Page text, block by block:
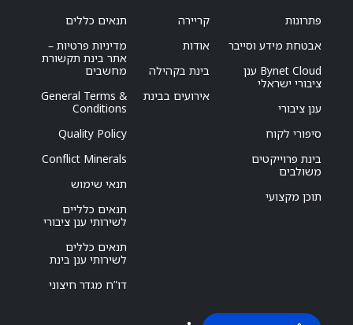
פתרונות
אבטחת מידע וסייבר
Bynet Cloud ענן
ציבורי ישראלי
ענן ציבורי
סיפורי לקוח
בינת פרוייקטים
משולבים
תוכן מקצועי
קריירה
אודות
בינת בקהילה
אירועים בבינת
תנאים כללים
מדיניות פרטיות –
אתר בינת תקשורת
מחשבים
General Terms &
Conditions
Quality Policy
Conflict Minerals
תנאי שימוש
תנאים כלליים
לשירותי ענן ציבורי
תנאים כללים
לשירותי ענן בינת
דו”ח מגדר חיצוני